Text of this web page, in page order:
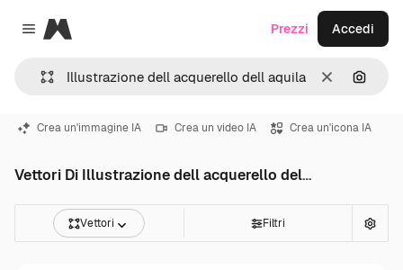
Close menu
Magnific
CancellaCerca
Prezzi Accedi
Crea un'immagine IA Crea un video IA Crea un'icona IA
Vettori Di Illustrazione dell acquerello dell aquila
Vettori Filtri